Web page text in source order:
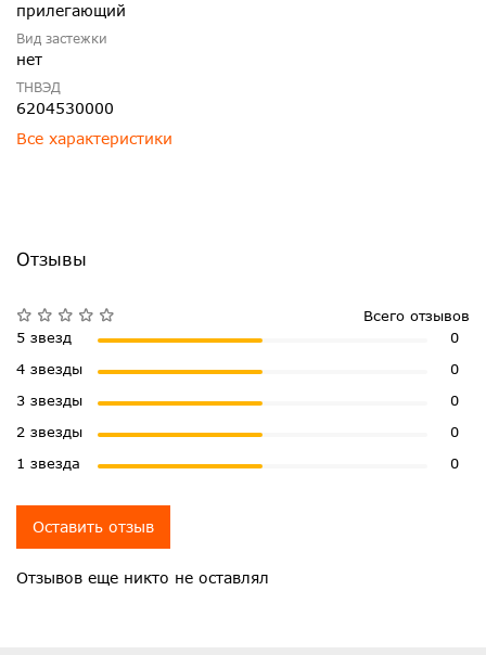
прилегающий
Вид застежки
нет
ТНВЭД
6204530000
Все характеристики
Отзывы
Отзывов еще никто не оставлял
Всего отзывов
5 звезд
0
4 звезды
0
3 звезды
0
2 звезды
0
1 звезда
0
Оставить отзыв